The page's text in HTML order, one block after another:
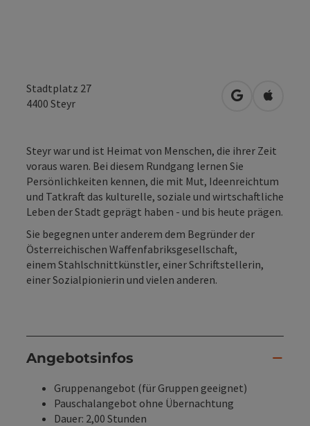
Stadtplatz 27
4400 Steyr in Google
in
Steyr war und ist Heimat von Menschen, die ihrer Zeit
voraus waren. Bei diesem Rundgang lernen Sie
Persönlichkeiten kennen, die mit Mut, Ideenreichtum
und Tatkraft das kulturelle, soziale und wirtschaftliche
Leben der Stadt geprägt haben - und bis heute prägen.
Sie begegnen unter anderem dem Begründer der
Österreichischen Waffenfabriksgesellschaft,
einem Stahlschnittkünstler, einer Schriftstellerin,
einer Sozialpionierin und vielen anderen.
Angebotsinfos
Gruppenangebot (für Gruppen geeignet)
Pauschalangebot ohne Übernachtung
Dauer: 2,00 Stunden